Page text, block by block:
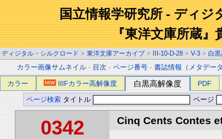
国立情報学研究所 - ディジ
『東洋文庫所蔵』
ディジタル・シルクロード > 東洋文庫アーカイブ > III-10-D-28 > V-3 > 白
カラー画像サムネイル - 目次 -ページ番号 -書誌情報（メタデー
カラー IIIFカラー高解像度 白黒高解像度 PDF
ページ検索 タイトル ページ
0342 Cinq Cents Contes